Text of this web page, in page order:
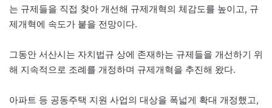
는 규제들을 직접 찾아 개선해 규제개혁의 체감도를 높이고, 규
제개혁에 속도가 붙을 전망이다.
그동안 서산시는 자치법규 상에 존재하는 규제들을 개선하기 위
해 지속적으로 조례를 개정하며 규제개혁을 추진해 왔다.
아파트 등 공동주택 지원 사업의 대상을 폭넓게 확대 개정했고,